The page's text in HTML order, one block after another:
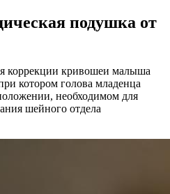
подушка от
коррекции кривошеи малыша
котором голова младенца
необходимом для
шейного отдела